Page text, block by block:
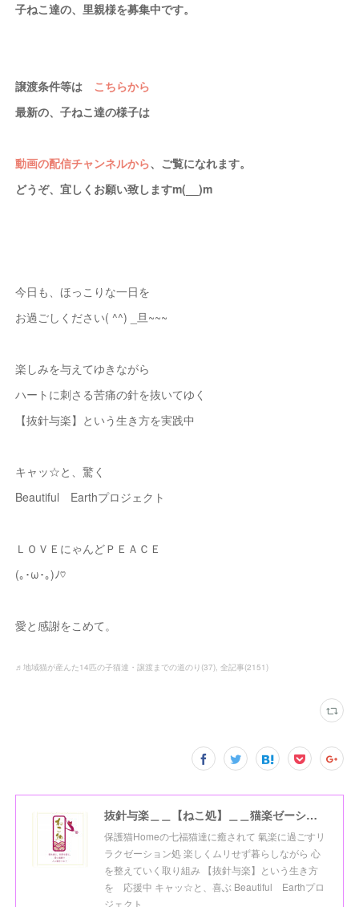
子ねこ達の、里親様を募集中です。
譲渡条件等は こちらから
最新の、子ねこ達の様子は
動画の配信チャンネルから、ご覧になれます。
どうぞ、宜しくお願い致しますm(__)m
今日も、ほっこりな一日を
お過ごしください( ^^) _旦~~~
楽しみを与えてゆきながら
ハートに刺さる苦痛の針を抜いてゆく
【抜針与楽】という生き方を実践中
キャッ☆と、驚く
Beautiful Earthプロジェクト
ＬＯＶＥにゃんどＰＥＡＣＥ
(｡･ω･｡)ﾉ♡
愛と感謝をこめて。
♬地域猫が産んた14匹の子猫達・譲渡までの道のり (37) 全記事(2151)
抜針与楽＿＿【ねこ処】＿＿猫楽ゼーションHome☆
保護猫Homeの七福猫達に癒されて 氣楽に過ごすリ
ラクゼーション処 楽しくムリせず暮らしながら 心
を整えていく取り組み 【抜針与楽】という生き方
を 応援中 キャッ☆と、喜ぶ Beautiful Earthプロ
ジェクト